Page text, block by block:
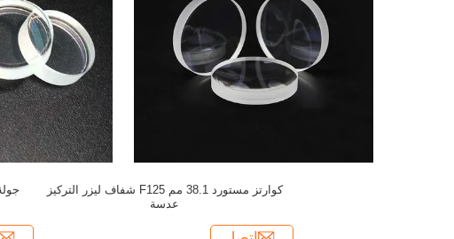
كوارتز مستورد 38.1 مم F125 شفاف ليزر التركيز
عدسة